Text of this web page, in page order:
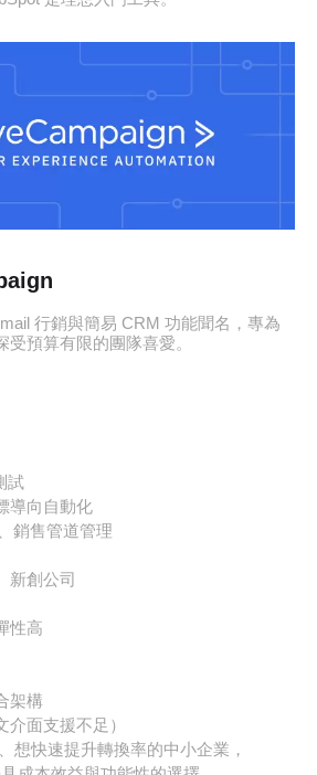
行銷與簡易 CRM 功能聞名，專為
預算有限的團隊喜愛。
試
導向自動化
銷售管道管理
新創公司
性高
架構
面支援不足）
想快速提升轉換率的中小企業，